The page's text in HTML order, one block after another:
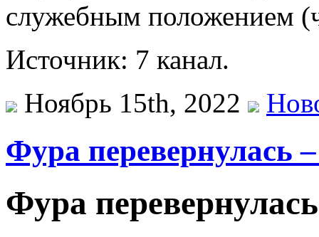
служебным положением
Источник: 7 канал.
Ноябрь 15th, 2022
Фура перевернулась
Фура